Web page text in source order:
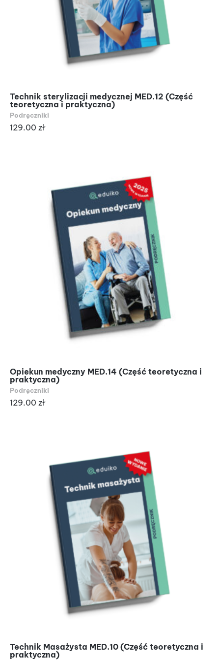
Technik sterylizacji medycznej MED.12 (Część
teoretyczna i praktyczna)
Podręczniki
129.00 zł
Opiekun medyczny MED.14 (Część teoretyczna i
praktyczna)
Podręczniki
129.00 zł
Technik Masażysta MED.10 (Część teoretyczna i
praktyczna)